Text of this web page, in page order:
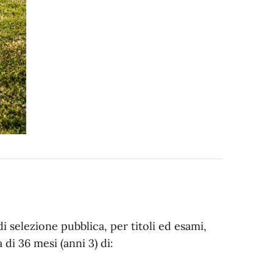
selezione pubblica, per titoli ed esami,
36 mesi (anni 3) di: